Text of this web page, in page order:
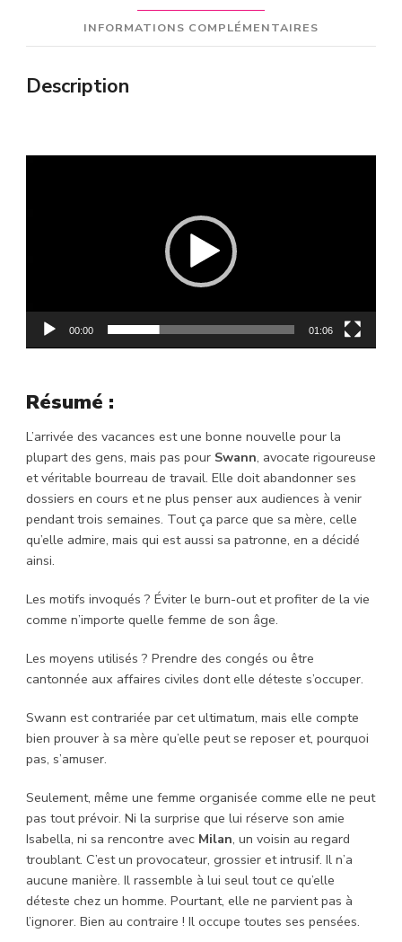
INFORMATIONS COMPLÉMENTAIRES
Description
00:00 01:06
Résumé :
L’arrivée des vacances est une bonne nouvelle pour la
plupart des gens, mais pas pour Swann, avocate rigoureuse
et véritable bourreau de travail. Elle doit abandonner ses
dossiers en cours et ne plus penser aux audiences à venir
pendant trois semaines. Tout ça parce que sa mère, celle
qu’elle admire, mais qui est aussi sa patronne, en a décidé
ainsi.
Les motifs invoqués ? Éviter le burn-out et profiter de la vie
comme n’importe quelle femme de son âge.
Les moyens utilisés ? Prendre des congés ou être
cantonnée aux affaires civiles dont elle déteste s’occuper.
Swann est contrariée par cet ultimatum, mais elle compte
bien prouver à sa mère qu’elle peut se reposer et, pourquoi
pas, s’amuser.
Seulement, même une femme organisée comme elle ne peut
pas tout prévoir. Ni la surprise que lui réserve son amie
Isabella, ni sa rencontre avec Milan, un voisin au regard
troublant. C’est un provocateur, grossier et intrusif. Il n’a
aucune manière. Il rassemble à lui seul tout ce qu’elle
déteste chez un homme. Pourtant, elle ne parvient pas à
l’ignorer. Bien au contraire ! Il occupe toutes ses pensées.